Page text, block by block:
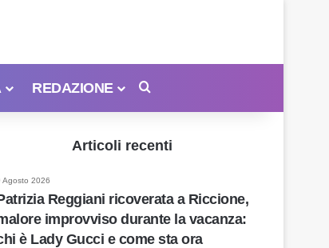
REDAZIONE
Articoli recenti
Agosto 2026
Reggiani ricoverata a Riccione,
improvviso durante la vacanza:
è Lady Gucci e come sta ora